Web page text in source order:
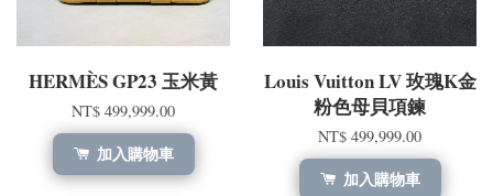
HERMÈS GP23 玉米黃
NT$ 499,999.00
加入購物車
Louis Vuitton LV 玫瑰K金
粉色母貝項鍊
NT$ 499,999.00
加入購物車